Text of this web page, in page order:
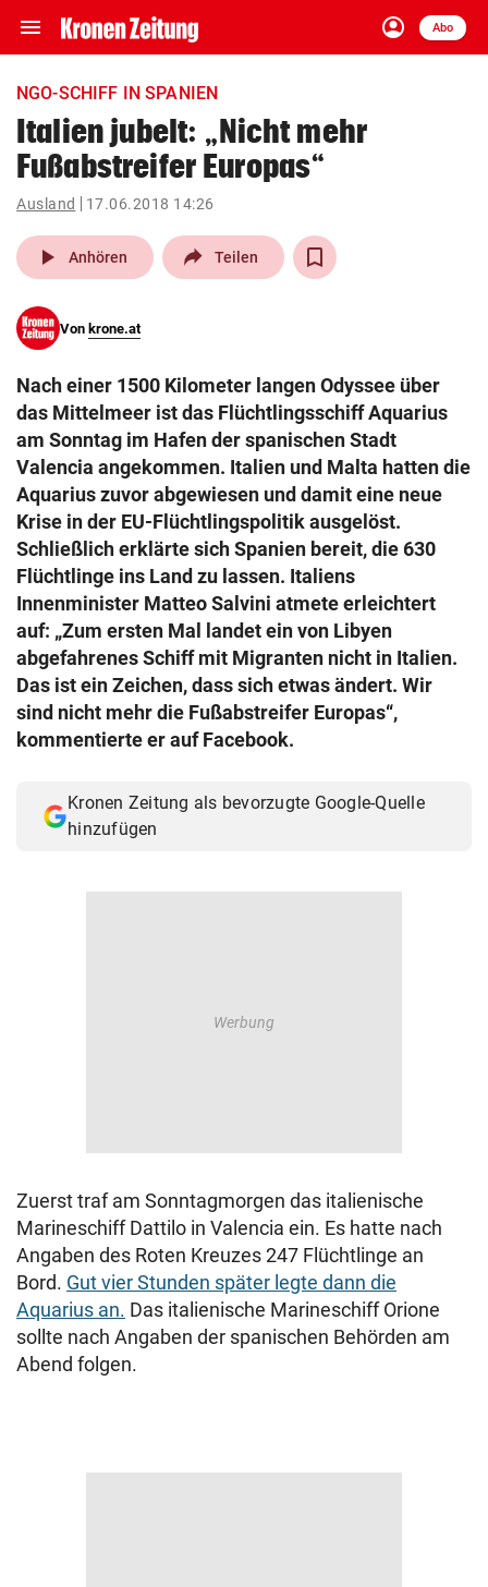
menu Navigation
ein-/ausklappen
account_circle
Anmelden
Abo
close Schließen
account_circle Anmelden
pin_drop
Wien arrow_right
search
eingeben
© Krone Multimedia GmbH & Co KG 2026
Muthgasse 2, 1190 Wien
NGO-SCHIFF IN SPANIEN
Italien jubelt: „Nicht mehr
Fußabstreifer Europas“
Ausland 17.06.2018 14:26
play_arrow Anhören Teilen
Von krone.at
Nach einer 1500 Kilometer langen Odyssee über
das Mittelmeer ist das Flüchtlingsschiff Aquarius
am Sonntag im Hafen der spanischen Stadt
Valencia angekommen. Italien und Malta hatten die
Aquarius zuvor abgewiesen und damit eine neue
Krise in der EU-Flüchtlingspolitik ausgelöst.
Schließlich erklärte sich Spanien bereit, die 630
Flüchtlinge ins Land zu lassen. Italiens
Innenminister Matteo Salvini atmete erleichtert
auf: „Zum ersten Mal landet ein von Libyen
abgefahrenes Schiff mit Migranten nicht in Italien.
Das ist ein Zeichen, dass sich etwas ändert. Wir
sind nicht mehr die Fußabstreifer Europas“,
kommentierte er auf Facebook.
Kronen Zeitung als bevorzugte Google-Quelle
hinzufügen
Zuerst traf am Sonntagmorgen das italienische
Marineschiff Dattilo in Valencia ein. Es hatte nach
Angaben des Roten Kreuzes 247 Flüchtlinge an
Bord. Gut vier Stunden später legte dann die
Aquarius an. Das italienische Marineschiff Orione
sollte nach Angaben der spanischen Behörden am
Abend folgen.